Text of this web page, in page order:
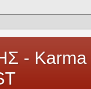
- Karma